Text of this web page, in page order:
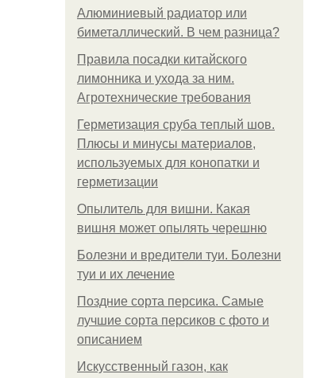
Алюминиевый радиатор или
биметаллический. В чем разница?
Правила посадки китайского
лимонника и ухода за ним.
Агротехнические требования
Герметизация сруба теплый шов.
Плюсы и минусы материалов,
используемых для конопатки и
герметизации
Опылитель для вишни. Какая
вишня может опылять черешню
Болезни и вредители туи. Болезни
туи и их лечение
Поздние сорта персика. Самые
лучшие сорта персиков с фото и
описанием
Искусственный газон, как